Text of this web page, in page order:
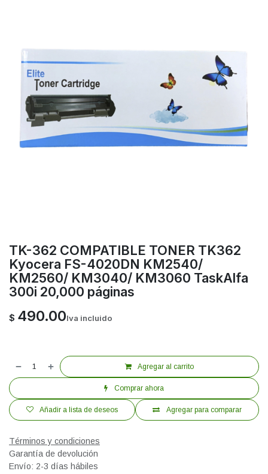
TK-362 COMPATIBLE TONER TK362
Kyocera FS-4020DN KM2540/
KM2560/ KM3040/ KM3060 TaskAlfa
300i 20,000 páginas
$ 490.00Iva incluido
Agregar al carrito
Comprar ahora
Agregar para comparar
Añadir a lista de deseos
Términos y condiciones
Garantía de devolución
Envío: 2-3 días hábiles